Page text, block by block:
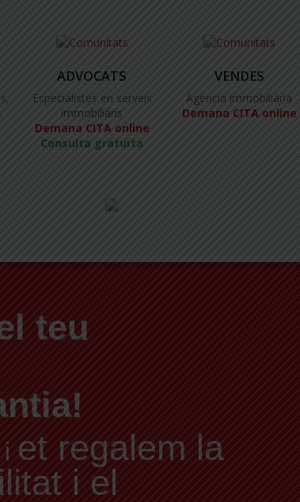
ADVOCATS
Especialistes en serveis
immobiliaris
Demana CITA online
Consulta gratuïta
VENDES
Agència immobiliària
Demana CITA online
teu
et regalem la
i el